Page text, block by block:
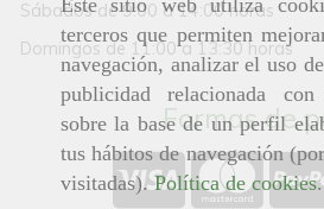
Este sitio web utiliza
terceros que permiten
navegación, analizar el uso
publicidad relacionada
sobre la base de un perfil
tus hábitos de navegación
visitadas).Política de cookies.
Sábados de 9:00 a 14:00 horas
Domingos de 11:00 a 13:30 horas
Formas de